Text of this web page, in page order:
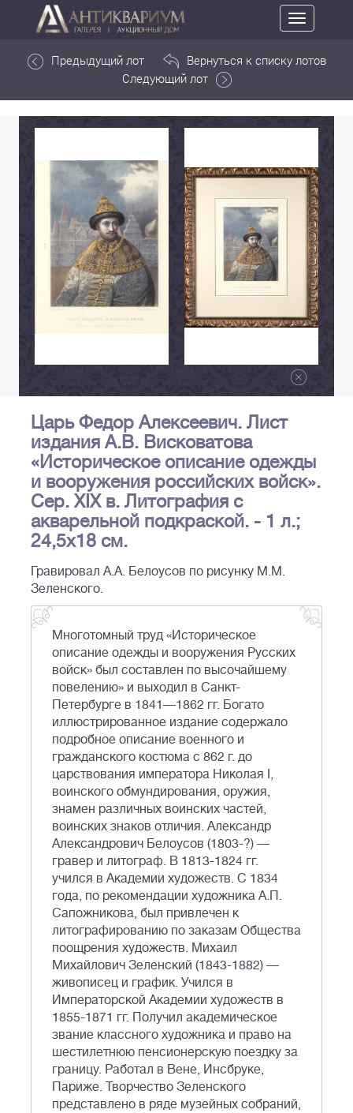
Toggle
navigation
Предыдущий лот
Вернуться к списку лотов
Следующий лот
Царь Федор Алексеевич. Лист
издания А.В. Висковатова
«Историческое описание одежды
и вооружения российских войск».
Сер. XIX в. Литография с
акварельной подкраской. - 1 л.;
24,5х18 см.
Гравировал А.А. Белоусов по рисунку М.М.
Зеленского.
Многотомный труд «Историческое
описание одежды и вооружения Русских
войск» был составлен по высочайшему
повелению» и выходил в Санкт-
Петербурге в 1841—1862 гг. Богато
иллюстрированное издание содержало
подробное описание военного и
гражданского костюма с 862 г. до
царствования императора Николая I,
воинского обмундирования, оружия,
знамен различных воинских частей,
воинских знаков отличия. Александр
Александрович Белоусов (1803-?) —
гравер и литограф. В 1813-1824 гг.
учился в Академии художеств. С 1834
года, по рекомендации художника А.П.
Сапожникова, был привлечен к
литографированию по заказам Общества
поощрения художеств. Михаил
Михайлович Зеленский (1843-1882) —
живописец и график. Учился в
Императорской Академии художеств в
1855-1871 гг. Получил академическое
звание классного художника и право на
шестилетнюю пенсионерскую поездку за
границу. Работал в Вене, Инсбруке,
Париже. Творчество Зеленского
представлено в ряде музейных собраний,